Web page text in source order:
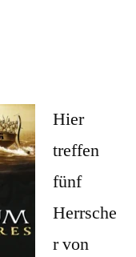
Hier
treffen
fünf
Herrsche
r von